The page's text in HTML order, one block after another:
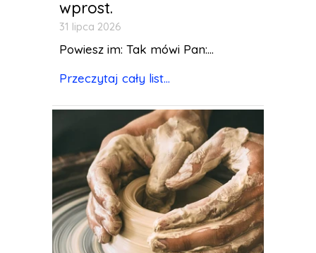
wprost.
31 lipca 2026
Powiesz im: Tak mówi Pan:...
Przeczytaj cały list...